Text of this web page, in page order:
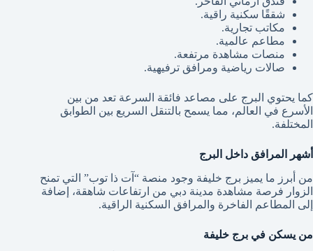
شققًا سكنية راقية.
مكاتب تجارية.
مطاعم عالمية.
منصات مشاهدة مرتفعة.
صالات رياضية ومرافق ترفيهية.
كما يحتوي البرج على مصاعد فائقة السرعة تعد من بين
الأسرع في العالم، مما يسمح بالتنقل السريع بين الطوابق
المختلفة.
أشهر المرافق داخل البرج
من أبرز ما يميز برج خليفة وجود منصة “آت ذا توب” التي تمنح
الزوار فرصة مشاهدة مدينة دبي من ارتفاعات شاهقة، إضافة
إلى المطاعم الفاخرة والمرافق السكنية الراقية.
من يسكن في برج خليفة